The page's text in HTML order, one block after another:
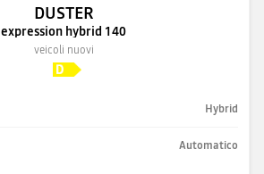
DUSTER
expression hybrid 140
veicoli nuovi
Hybrid
Automatico